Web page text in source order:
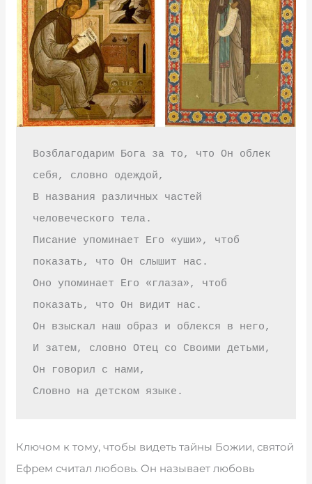
Возблагодарим Бога за то, что Он облек
себя, словно одеждой,
В названия различных частей
человеческого тела.
Писание упоминает Его «уши», чтоб
показать, что Он слышит нас.
Оно упоминает Его «глаза», чтоб
показать, что Он видит нас.
Он взыскал наш образ и облекся в него,
И затем, словно Отец со Своими детьми,
Он говорил с нами,
Словно на детском языке.
Ключом к тому, чтобы видеть тайны Божии, святой
Ефрем считал любовь. Он называет любовь